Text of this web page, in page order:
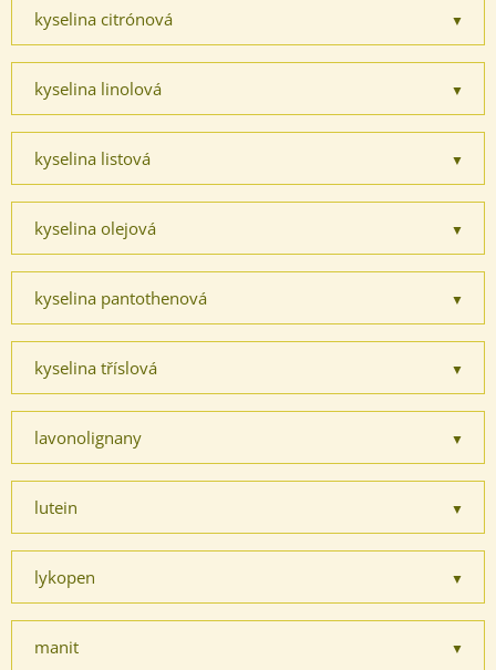
kyselina citrónová
kyselina linolová
kyselina listová
kyselina olejová
kyselina pantothenová
kyselina tříslová
lavonolignany
lutein
lykopen
manit